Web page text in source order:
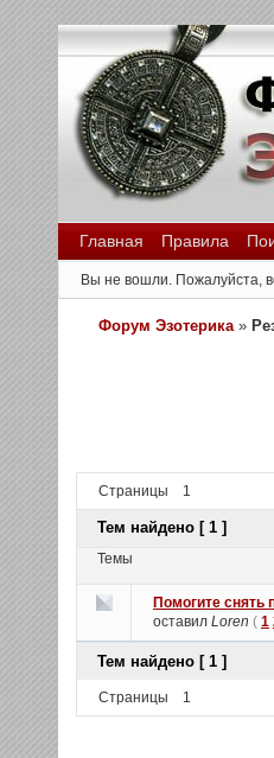
Главная Правила
Вы не вошли. Пожалуйста,
Форум Эзотерика »
Страницы 1
Тем найдено [ 1 ]
Темы
Помогите снять
оставил Loren ( 1
Тем найдено [ 1 ]
Страницы 1